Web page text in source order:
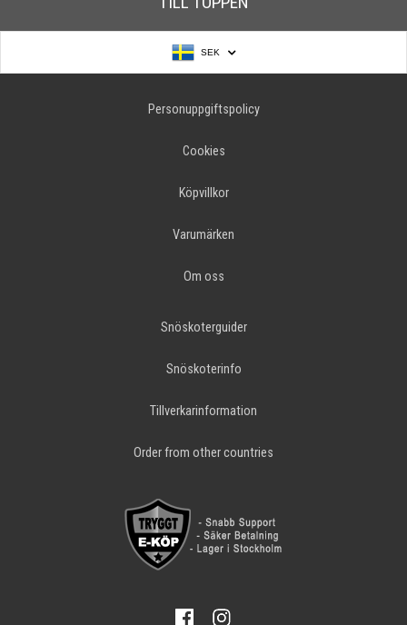
SEK
Personuppgiftspolicy
Cookies
Köpvillkor
Varumärken
Om oss
Snöskoterguider
Snöskoterinfo
Tillverkarinformation
Order from other countries